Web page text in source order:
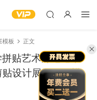
模板 正文
贴艺术簿笔记本
设计展示动画模